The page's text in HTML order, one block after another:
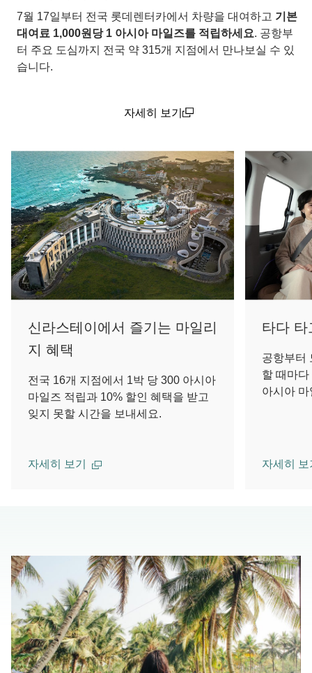
7월 17일부터 전국 롯데렌터카에서 차량을 대여하고 기본
대여료 1,000원당 1 아시아 마일즈를 적립하세요. 공항부
터 주요 도심까지 전국 약 315개 지점에서 만나보실 수 있
습니다.
자세히 보기
신라스테이에서 즐기는 마일리
지 혜택
전국 16개 지점에서 1박 당 300 아시아
마일즈 적립과 10% 할인 혜택을 받고
잊지 못할 시간을 보내세요.
자세히 보기
타다 타
공항부터
할 때마
아시아
자세히 보